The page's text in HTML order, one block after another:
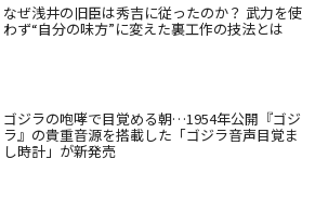
なぜ浅井の旧臣は秀吉に従ったのか？ 武力を使
わず“自分の味方”に変えた裏工作の技法とは
ゴジラの咆哮で目覚める朝…1954年公開『ゴジ
ラ』の貴重音源を搭載した「ゴジラ音声目覚ま
し時計」が新発売